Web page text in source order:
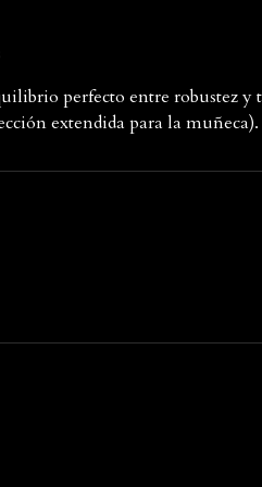
perfecto entre robustez y
extendida para la muñeca).